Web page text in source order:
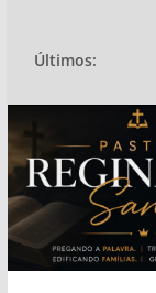
conteúdo
Últimos: